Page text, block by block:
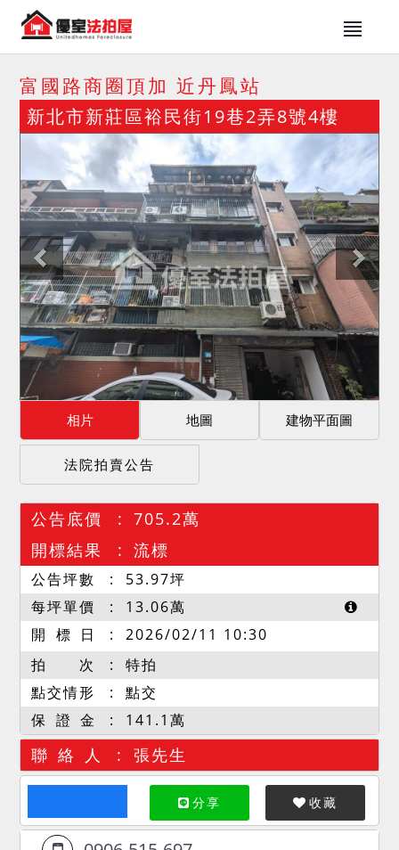
富國路商圈頂加 近丹鳳站
新北市新莊區裕民街19巷2弄8號4樓
相片 地圖 建物平面圖
法院拍賣公告
公告底價
705.2萬
開標結果
流標
公告坪數 53.97坪
每坪單價
13.06萬
開 標 日
2026/02/11 10:30
拍 次
特拍
點交情形
點交
保 證 金
141.1萬
聯 絡 人 張先生
分享 收藏